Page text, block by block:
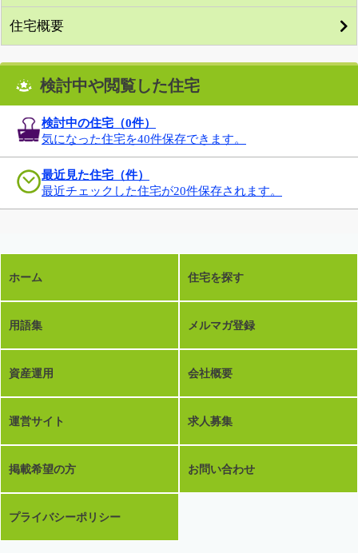
住宅概要
検討中や閲覧した住宅
検討中の住宅（0件）
気になった住宅を40件保存できます。
最近見た住宅（件）
最近チェックした住宅が20件保存されます。
ホーム 住宅を探す
用語集 メルマガ登録
資産運用 会社概要
運営サイト 求人募集
掲載希望の方 お問い合わせ
プライバシーポリシー